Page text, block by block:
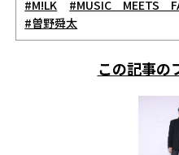
#M!LK
#MUSIC MEETS
#曽野舜太
この記事の